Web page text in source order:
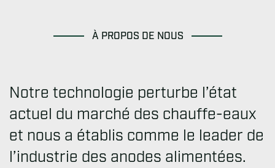
À PROPOS DE NOUS
Notre technologie perturbe l’état
actuel du marché des chauffe-eaux
et nous a établis comme le leader de
l’industrie des anodes alimentées.